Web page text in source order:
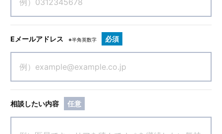
Eメールアドレス ※半角英数字 必須
相談したい内容 任意